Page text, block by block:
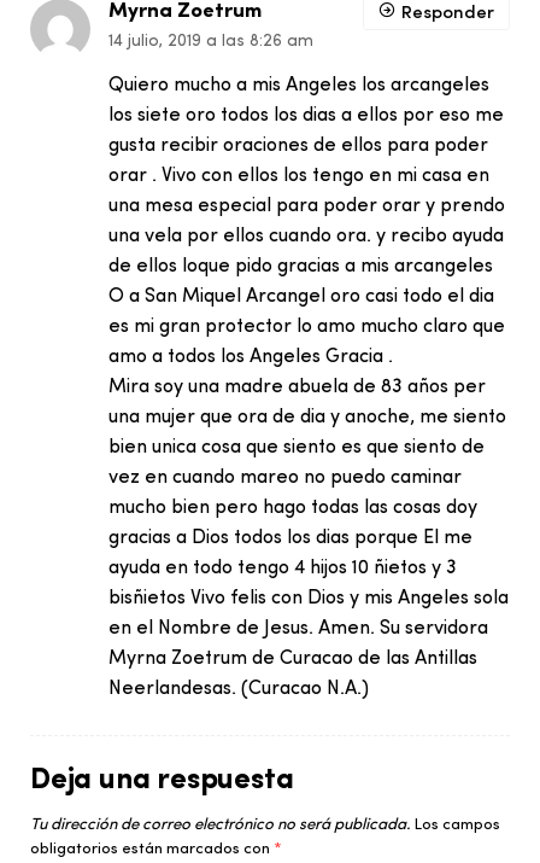
Myrna Zoetrum
14 julio, 2019 a las 8:26 am
Quiero mucho a mis Angeles los arcangeles
los siete oro todos los dias a ellos por eso me
gusta recibir oraciones de ellos para poder
orar . Vivo con ellos los tengo en mi casa en
una mesa especial para poder orar y prendo
una vela por ellos cuando ora. y recibo ayuda
de ellos loque pido gracias a mis arcangeles
O a San Miquel Arcangel oro casi todo el dia
es mi gran protector lo amo mucho claro que
amo a todos los Angeles Gracia .
Mira soy una madre abuela de 83 años per
una mujer que ora de dia y anoche, me siento
bien unica cosa que siento es que siento de
vez en cuando mareo no puedo caminar
mucho bien pero hago todas las cosas doy
gracias a Dios todos los dias porque El me
ayuda en todo tengo 4 hijos 10 ñietos y 3
bisñietos Vivo felis con Dios y mis Angeles sola
en el Nombre de Jesus. Amen. Su servidora
Myrna Zoetrum de Curacao de las Antillas
Neerlandesas. (Curacao N.A.)
Responder
Deja una respuesta
Tu dirección de correo electrónico no será publicada. Los campos
obligatorios están marcados con *